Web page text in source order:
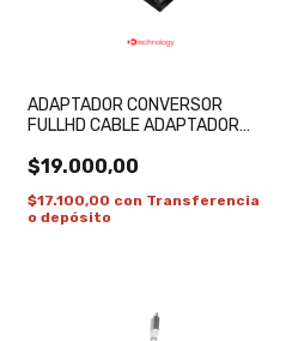
ADAPTADOR CONVERSOR
FULLHD CABLE ADAPTADOR
$19.000,00
$17.100,00 con Transferencia
o depósito